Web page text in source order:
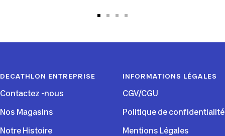
DECATHLON ENTREPRISE
Contactez -nous
Nos Magasins
Notre Histoire
INFORMATIONS LÉGALES
CGV/CGU
Politique de confidentialité
Mentions Légales